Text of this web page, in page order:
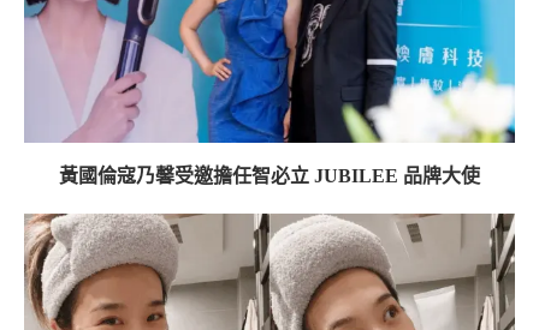
黃國倫寇乃馨受邀擔任智必立 JUBILEE 品牌大使